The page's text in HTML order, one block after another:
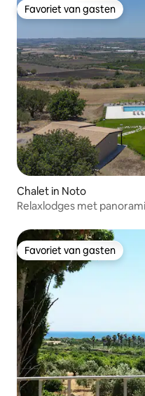
Favoriet van gasten
Favoriet van gasten
Chalet in Noto
Relaxlodges met
Favoriet van gasten
Favoriet van gasten